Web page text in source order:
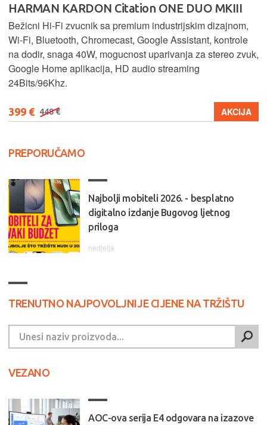
HARMAN KARDON Citation ONE DUO MKIII
Bežicni Hi-Fi zvucnik sa premium industrijskim dizajnom,
Wi-Fi, Bluetooth, Chromecast, Google Assistant, kontrole
na dodir, snaga 40W, mogucnost uparivanja za stereo zvuk,
Google Home aplikacija, HD audio streaming
24Bits/96Khz.
399 € 448 € AKCIJA
PREPORUČAMO
Najbolji mobiteli 2026. - besplatno
digitalno izdanje Bugovog ljetnog
priloga
nedjelja
TRENUTNO NAJPOVOLJNIJE CIJENE NA TRŽIŠTU
VEZANO
AOC-ova serija E4 odgovara na izazove